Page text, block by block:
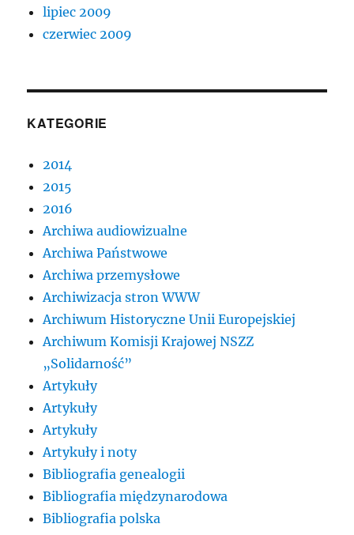
lipiec 2009
czerwiec 2009
KATEGORIE
2014
2015
2016
Archiwa audiowizualne
Archiwa Państwowe
Archiwa przemysłowe
Archiwizacja stron WWW
Archiwum Historyczne Unii Europejskiej
Archiwum Komisji Krajowej NSZZ
„Solidarność”
Artykuły
Artykuły
Artykuły
Artykuły i noty
Bibliografia genealogii
Bibliografia międzynarodowa
Bibliografia polska